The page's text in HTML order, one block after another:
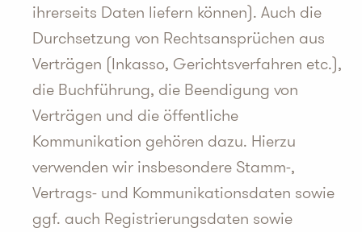
ihrerseits Daten liefern können). Auch die
Durchsetzung von Rechtsansprüchen aus
Verträgen (Inkasso, Gerichtsverfahren etc.),
die Buchführung, die Beendigung von
Verträgen und die öffentliche
Kommunikation gehören dazu. Hierzu
verwenden wir insbesondere Stamm-,
Vertrags- und Kommunikationsdaten sowie
ggf. auch Registrierungsdaten sowie